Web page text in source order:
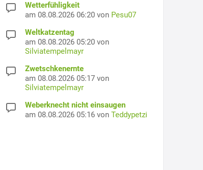
Wetterfühligkeit
am 08.08.2026 06:20 von Pesu07
Weltkatzentag
am 08.08.2026 05:20 von
Silviatempelmayr
Zwetschkenernte
am 08.08.2026 05:17 von
Silviatempelmayr
Weberknecht nicht einsaugen
am 08.08.2026 05:16 von Teddypetzi